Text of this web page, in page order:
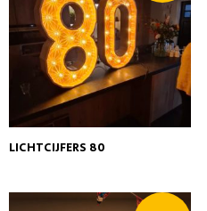
LICHTCIJFERS 80